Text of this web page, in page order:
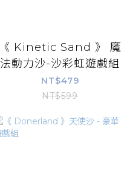
《 Kinetic Sand 》 魔
法動力沙-沙彩虹遊戲組
NT$479
NT$599